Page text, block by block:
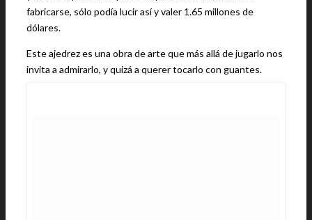
fabricarse, sólo podía lucir así y valer 1.65 millones de
dólares.
Este ajedrez es una obra de arte que más allá de jugarlo nos
invita a admirarlo, y quizá a querer tocarlo con guantes.